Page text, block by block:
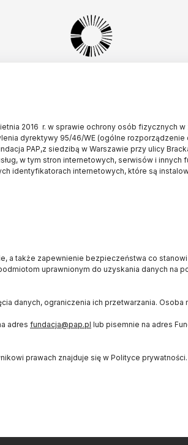
2016 r. w sprawie ochrony osób fizycznych
dyrektywy 95/46/WE (ogólne rozporządzenie
PAP,z siedzibą w Warszawie przy ulicy
w tym stron internetowych, serwisów i innych
identyfikatorach internetowych, które są
a także zapewnienie bezpieczeństwa co
uprawnionym do uzyskania danych na
danych, ograniczenia ich przetwarzania.
adres fundacja@pap.pl lub pisemnie na adres
prawach znajduje się w Polityce prywatności.
22) 509 27 07